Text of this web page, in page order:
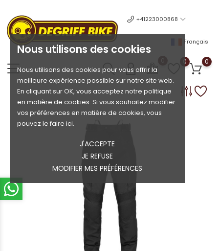
Nous utilisons des cookies
Nous utilisons des cookies pour vous offrir la
meilleure expérience possible sur notre site web.
En cliquant sur OK, vous acceptez notre politique
en matière de cookies. Si vous souhaitez modifier
vos préférences en matière de cookies, vous
pouvez le faire ici.
J'ACCEPTE
JE REFUSE
MODIFIER MES PRÉFÉRENCES
+41223000868
Français
0 0